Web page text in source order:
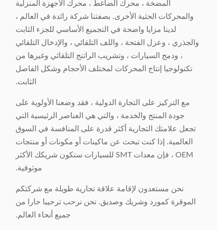
المضخة ، محرك الضاغط ، محرك الأجهزة المنزلية
والمحركات الحثية الأخرى. بصفتنا شركة رائدة في العالم ،
لدينا مزايا واضحة في التجميع الأساسي للجزء الثابت
والجذري ، وعزل الفتحة ، واللف التلقائي ، والإدخال التلقائي
، ودمج السيارات ، وتشريب الراتنج التلقائي وغيرها من
تكنولوجيا إنتاج المحركات لمختلف الأحجام وشكل الفاصل
الثابت.
مع التركيز على التجارة الدولية ، فقد وضعنا الأولوية على
جودة المنتج والخدمة ، والتي هي العناصر الرئيسية التي
تجعل علامتك التجارية أكثر قدرة على المنافسة في السوق
العالمية. إذا كنت تبحث عن ماكينات أو مكونات أو منتجات
OEM ، فإن معدات SMT للسيارات ستكون شريكك الأكثر
موثوقية.
نحن مستعدون لإقامة علاقة تجارية طويلة مع شركتكم
الموقرة كمورد وشريك وصديق. نحن نرحب ترحيبا حارا من
جميع أنحاء العالم.